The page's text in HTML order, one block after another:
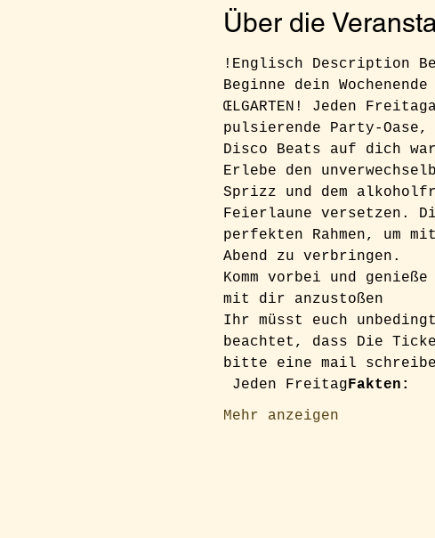
Über die
!Englisch Description
Beginne dein
ŒLGARTEN! Jeden
pulsierende Party-
Disco Beats auf dich
Erlebe den
Sprizz und dem
Feierlaune versetzen.
perfekten Rahmen, um
Abend zu verbringen.
Komm vorbei und
mit dir anzustoßen
Ihr müsst euch
beachtet, dass Die
bitte eine mail
Jeden FreitagFakten:
Mehr anzeigen